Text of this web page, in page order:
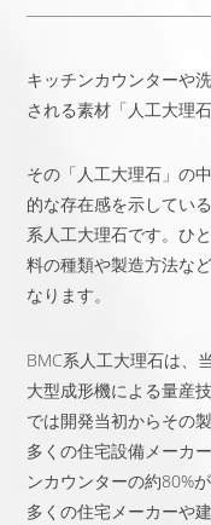
キッチンカウンターや
される素材「人工大理石
その「人工大理石」の
的な存在感を示してい
系人工大理石です。ひ
料の種類や製造方法な
なります。
BMC系人工大理石は、
大型成形機による量産
では開発当初からその
多くの住宅設備メーカ
ンカウンターの約80%
多くの住宅メーカーや